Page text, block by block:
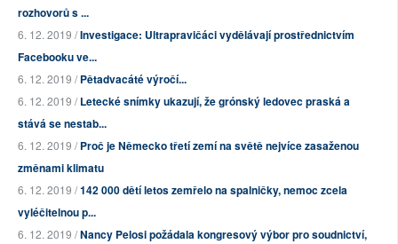
rozhovorů s ...
6. 12. 2019 /Investigace: Ultrapravičáci vydělávají prostřednictvím
Facebooku ve...
6. 12. 2019 /Pětadvacáté výročí...
6. 12. 2019 /Letecké snímky ukazují, že grónský ledovec praská a
stává se nestab...
6. 12. 2019 /Proč je Německo třetí zemí na světě nejvíce zasaženou
změnami klimatu
6. 12. 2019 /142 000 dětí letos zemřelo na spalničky, nemoc zcela
vyléčitelnou p...
6. 12. 2019 /Nancy Pelosi požádala kongresový výbor pro soudnictví,